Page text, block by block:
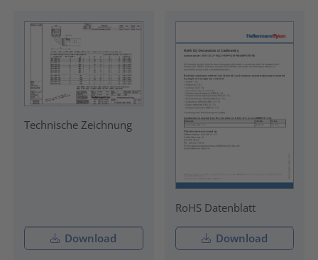
Technische Zeichnung
Download
RoHS Datenblatt
Download